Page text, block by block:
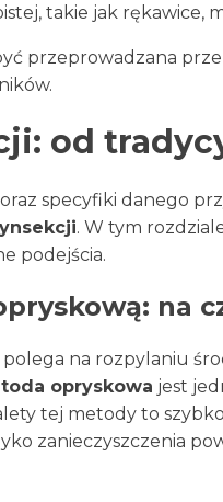
takie jak rękawice,
przeprowadzana
od
specyfiki danego
. W tym
podejścia.
na
polega na rozpylaniu
opryskowa jest
tej metody to
zanieczyszczenia